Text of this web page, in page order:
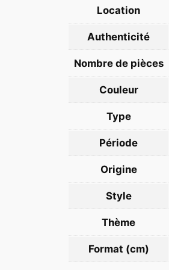
Location
Authenticité
Nombre de pièces
Couleur
Type
Période
Origine
Style
Thème
Format (cm)